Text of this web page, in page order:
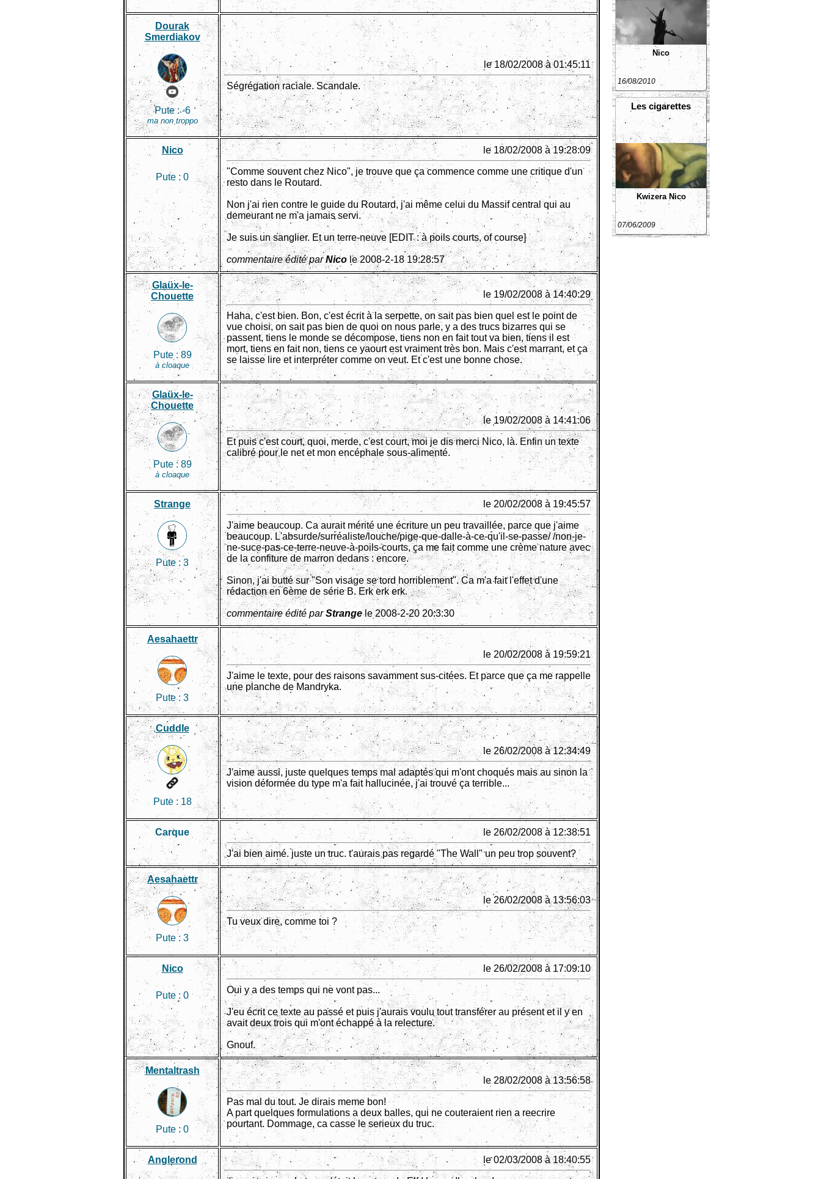
Nico
16/08/2010
Les cigarettes
Kwizera Nico
07/06/2009
Dourak
Smerdiakov
Pute :-6
ma non troppo
le 18/02/2008 à 01:45:11
Ségrégation raciale. Scandale.
Nico
Pute : 0
le 18/02/2008 à 19:28:09
"Comme souvent chez Nico", je trouve que ça commence comme une critique d'un
resto dans le Routard.
Non j'ai rien contre le guide du Routard, j'ai même celui du Massif central qui au
demeurant ne m'a jamais servi.
Je suis un sanglier. Et un terre-neuve [EDIT : à poils courts, of course]
commentaire édité parNico le 2008-2-18 19:28:57
Glaüx-le-
Chouette
Pute : 89
à cloaque
le 19/02/2008 à 14:40:29
Haha, c'est bien. Bon, c'est écrit à la serpette, on sait pas bien quel est le point de
vue choisi, on sait pas bien de quoi on nous parle, y a des trucs bizarres qui se
passent, tiens le monde se décompose, tiens non en fait tout va bien, tiens il est
mort, tiens en fait non, tiens ce yaourt est vraiment très bon. Mais c'est marrant, et ça
se laisse lire et interpréter comme on veut. Et c'est une bonne chose.
Glaüx-le-
Chouette
Pute : 89
à cloaque
le 19/02/2008 à 14:41:06
Et puis c'est court, quoi, merde, c'est court, moi je dis merci Nico, là. Enfin un texte
calibré pour le net et mon encéphale sous-alimenté.
Strange
Pute : 3
le 20/02/2008 à 19:45:57
J'aime beaucoup. Ca aurait mérité une écriture un peu travaillée, parce que j'aime
beaucoup. L'absurde/surréaliste/louche/pige-que-dalle-à-ce-qu'il-se-passe/ /non-je-
ne-suce-pas-ce-terre-neuve-à-poils-courts, ça me fait comme une crème nature avec
de la confiture de marron dedans : encore.
Sinon, j'ai butté sur "Son visage se tord horriblement". Ca m'a fait l'effet d'une
rédaction en 6ème de série B. Erk erk erk.
commentaire édité parStrangele 2008-2-20 20:3:30
Aesahaettr
Pute : 3
le 20/02/2008 à 19:59:21
J'aime le texte, pour des raisons savamment sus-citées. Et parce que ça me rappelle
une planche de Mandryka.
Cuddle
Pute : 18
le 26/02/2008 à 12:34:49
J'aime aussi, juste quelques temps mal adaptés qui m'ont choqués mais au sinon la
vision déformée du type m'a fait hallucinée, j'ai trouvé ça terrible...
Carque le 26/02/2008 à 12:38:51
J'ai bien aimé. juste un truc. t'aurais pas regardé "The Wall" un peu trop souvent?
Aesahaettr
Pute : 3
le 26/02/2008 à 13:56:03
Tu veux dire, comme toi ?
Nico
Pute : 0
le 26/02/2008 à 17:09:10
Oui y a des temps qui ne vont pas...
J'eu écrit ce texte au passé et puis j'aurais voulu tout transférer au présent et il y en
avait deux trois qui m'ont échappé à la relecture.
Gnouf.
Mentaltrash
Pute :0
le 28/02/2008 à 13:56:58
Pas mal du tout. Je dirais meme bon!
A part quelques formulations a deux balles, qui ne couteraient rien a reecrire
pourtant. Dommage, ca casse le serieux du truc.
Anglerond le 02/03/2008 à 18:40:55